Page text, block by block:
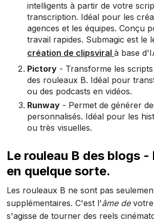
intelligents à partir de votre
transcription. Idéal pour les
agences et les équipes. Conçu
travail rapides. Submagic est le
création de clipsviralà base
Pictory - Transforme les
des rouleaux B. Idéal pour
ou des podcasts en vidéos.
Runway - Permet de générer
personnalisés. Idéal pour les
ou très visuelles.
Le rouleau B des blogs -
en quelque sorte.
Les rouleaux B ne sont pas
supplémentaires. C'est l'âme devotre
s'agisse de tourner des reels